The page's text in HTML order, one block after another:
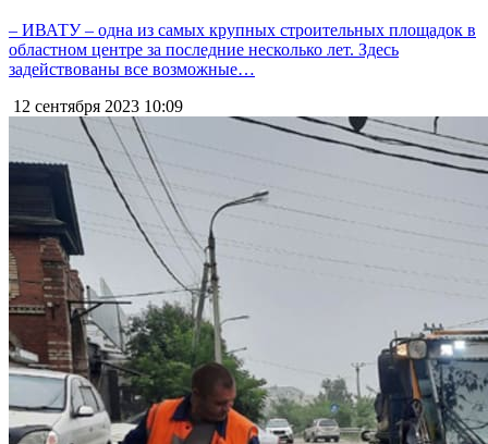
– ИВАТУ – одна из самых крупных строительных площадок в
областном центре за последние несколько лет. Здесь
задействованы все возможные…
12 сентября 2023 10:09